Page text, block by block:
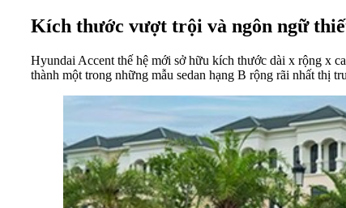
Kích thước vượt trội và ngôn ngữ
Hyundai Accent thế hệ mới sở hữu kích thước dài x rộng x
thành một trong những mẫu sedan hạng B rộng rãi nhất thị